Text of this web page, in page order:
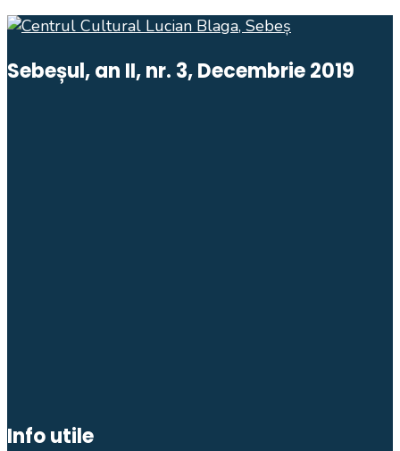
Sebeșul, an II, nr. 3, Decembrie 2019
Info utile